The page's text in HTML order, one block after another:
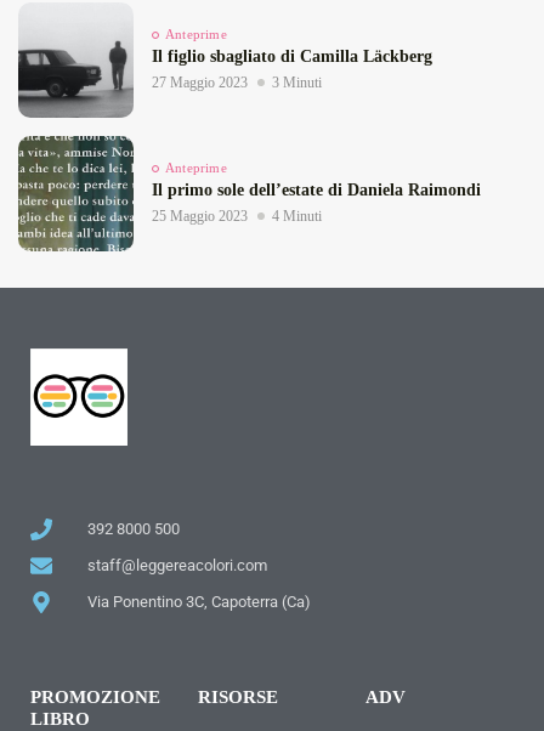
Anteprime
Il figlio sbagliato di Camilla Läckberg
27 Maggio 2023 3 Minuti
Anteprime
Il primo sole dell’estate di Daniela Raimondi
25 Maggio 2023 4 Minuti
392 8000 500
staff@leggereacolori.com
Via Ponentino 3C, Capoterra (Ca)
PROMOZIONE
LIBRO
RISORSE ADV